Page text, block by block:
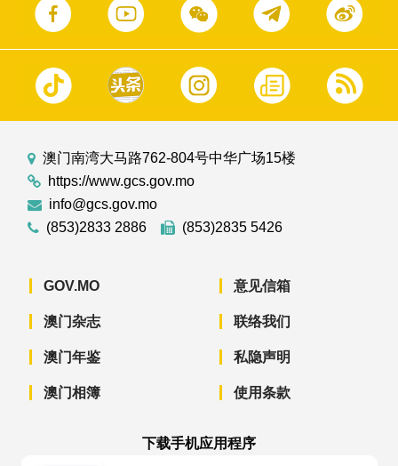
澳门南湾大马路762-804号中华广场15楼
https://www.gcs.gov.mo
info@gcs.gov.mo
(853)2833 2886
(853)2835 5426
GOV.MO
澳门杂志
澳门年鉴
澳门相簿
意见信箱
联络我们
私隐声明
使用条款
下载手机应用程序